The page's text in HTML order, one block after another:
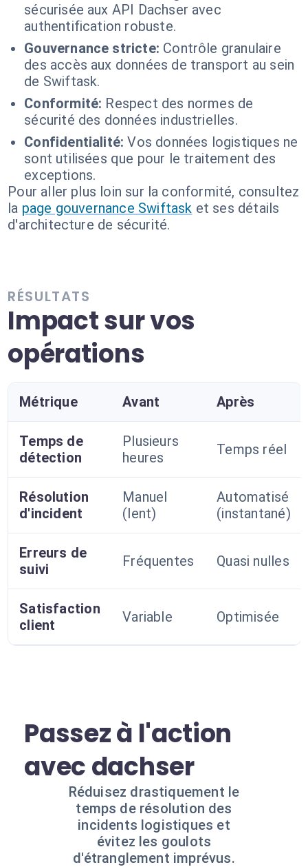
sécurisée aux API Dachser avec
authentification robuste.
Gouvernance stricte: Contrôle granulaire
des accès aux données de transport au sein
de Swiftask.
Conformité: Respect des normes de
sécurité des données industrielles.
Confidentialité: Vos données logistiques ne
sont utilisées que pour le traitement des
exceptions.
Pour aller plus loin sur la conformité, consultez
la page gouvernance Swiftask et ses détails
d'architecture de sécurité.
RÉSULTATS
Impact sur vos
opérations
Métrique Avant Après
Temps de
détection
Plusieurs
heures
Temps réel
Résolution
d'incident
Manuel
(lent)
Automatisé
(instantané)
Erreurs de
suivi
Fréquentes Quasi nulles
Satisfaction
client
Variable Optimisée
Passez à l'action
avec dachser
Réduisez drastiquement le
temps de résolution des
incidents logistiques et
évitez les goulots
d'étranglement imprévus.